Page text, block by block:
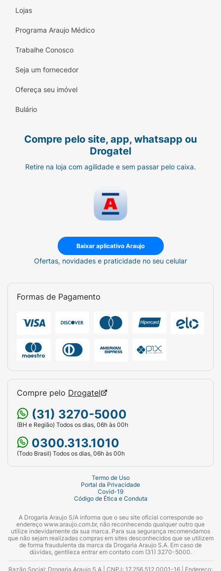
Lojas
Programa Araujo Médico
Trabalhe Conosco
Seja um fornecedor
Ofereça seu imóvel
Bulário
Compre pelo site, app, whatsapp ou
Drogatel
Retire na loja com agilidade e sem passar pelo caixa.
Baixar aplicativo Araujo
Ofertas, novidades e praticidade no seu celular
Formas de Pagamento
Compre pelo Drogatel
(31) 3270-5000
(BH e Região) Todos os dias, 06h às 00h
0300.313.1010
(Todo Brasil) Todos os dias, 06h às 00h
Termo de Uso
Portal da Privacidade
Covid-19
Código de Ética e Conduta
A Drogaria Araujo S/A informa que o seu site oficial corresponde ao
endereço www.araujo.com.br, não reconhecendo qualquer outro que
utilize indevidamente da sua marca. Para sua segurança recomendamos
que não sejam realizadas compras em sites desconhecidos que se utilizem
de forma fraudulenta da marca da Drogaria Araujo S.A. Em caso de
dúvidas, gentileza entrar em contato com (31) 3270-5000.
Razão Social: Drogaria Araujo S.A | CNPJ: 17.256.512.0001-16 | Endereço: